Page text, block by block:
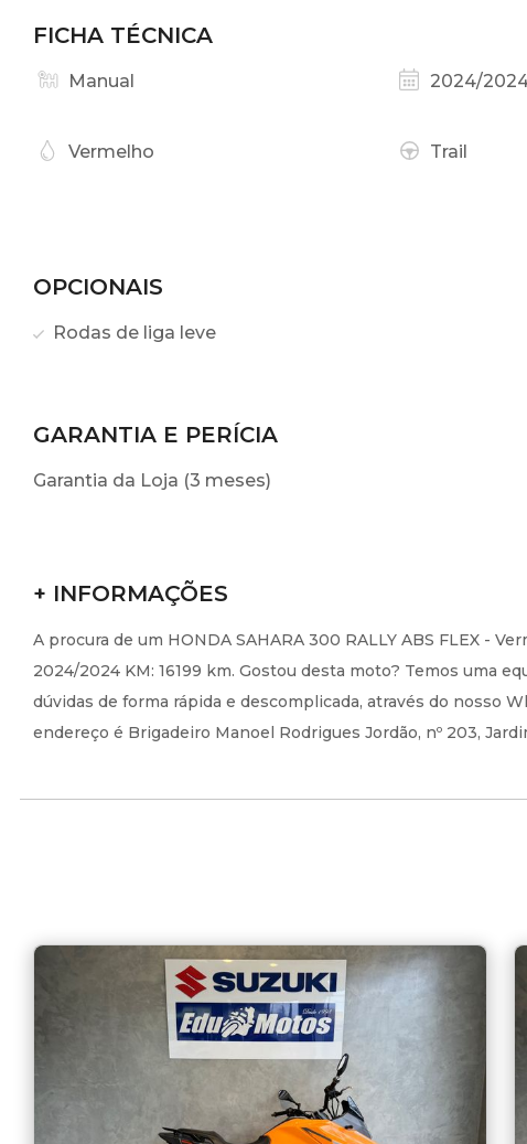
FICHA TÉCNICA
Manual 2024/
Vermelho Trail
OPCIONAIS
Rodas de liga leve
GARANTIA E PERÍCIA
Garantia da Loja (3 meses)
+ INFORMAÇÕES
A procura de um HONDA SAHARA 300 RALLY ABS FLEX -
2024/2024 KM: 16199 km. Gostou desta moto? Temos uma
dúvidas de forma rápida e descomplicada, através do nosso
endereço é Brigadeiro Manoel Rodrigues Jordão, nº 203,